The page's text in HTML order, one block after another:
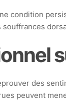
condition
des
peuvent